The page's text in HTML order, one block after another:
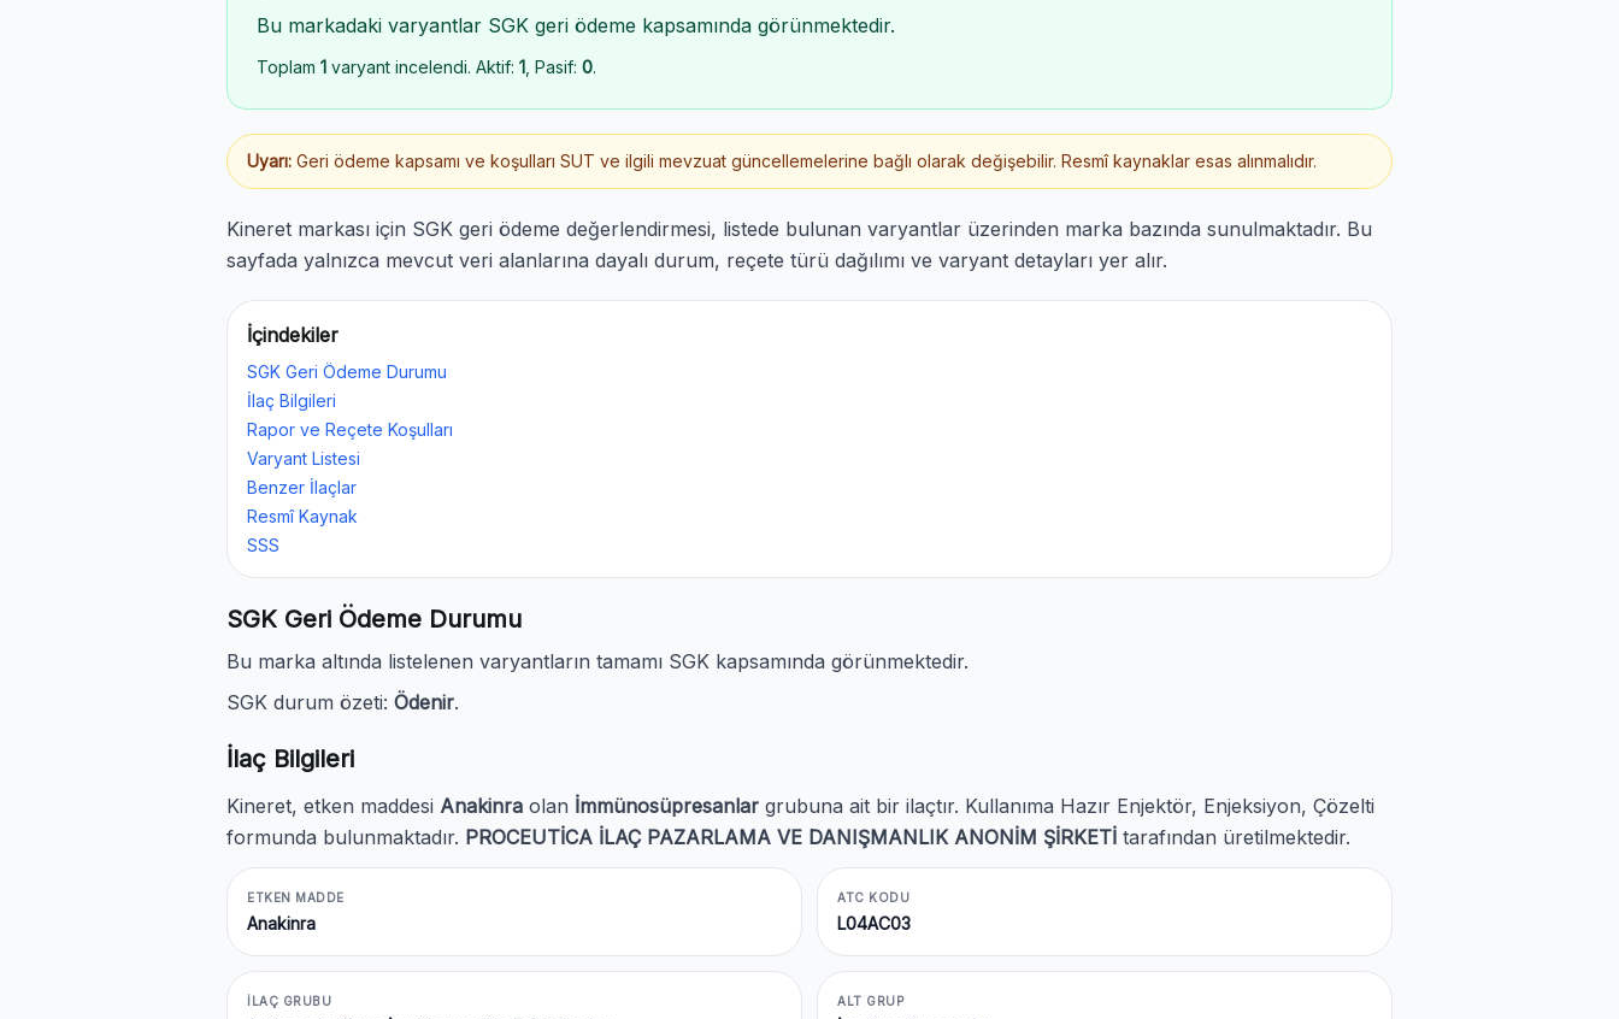
Bu markadaki varyantlar SGK geri ödeme kapsamında görünmektedir.
Toplam 1 varyant incelendi. Aktif: 1 , Pasif: 0.
Uyarı: Geri ödeme kapsamı ve koşulları SUT ve ilgili mevzuat güncellemelerine bağlı olarak değişebilir. Resmî kaynaklar esas alınmalıdır.
Kineret markası için SGK geri ödeme değerlendirmesi, listede bulunan varyantlar üzerinden marka bazında sunulmaktadır. Bu
sayfada yalnızca mevcut veri alanlarına dayalı durum, reçete türü dağılımı ve varyant detayları yer alır.
İçindekiler
SGK Geri Ödeme Durumu
İlaç Bilgileri
Rapor ve Reçete Koşulları
Varyant Listesi
Benzer İlaçlar
Resmî Kaynak
SSS
SGK Geri Ödeme Durumu
Bu marka altında listelenen varyantların tamamı SGK kapsamında görünmektedir.
SGK durum özeti: Ödenir.
İlaç Bilgileri
Kineret, etken maddesi Anakinra olan İmmünosüpresanlar grubuna ait bir ilaçtır. Kullanıma Hazır Enjektör, Enjeksiyon, Çözelti
formunda bulunmaktadır. PROCEUTİCA İLAÇ PAZARLAMA VE DANIŞMANLIK ANONİM ŞİRKETİ tarafından üretilmektedir.
ETKEN MADDE
Anakinra
ATC KODU
L04AC03
İLAÇ GRUBU ALT GRUP